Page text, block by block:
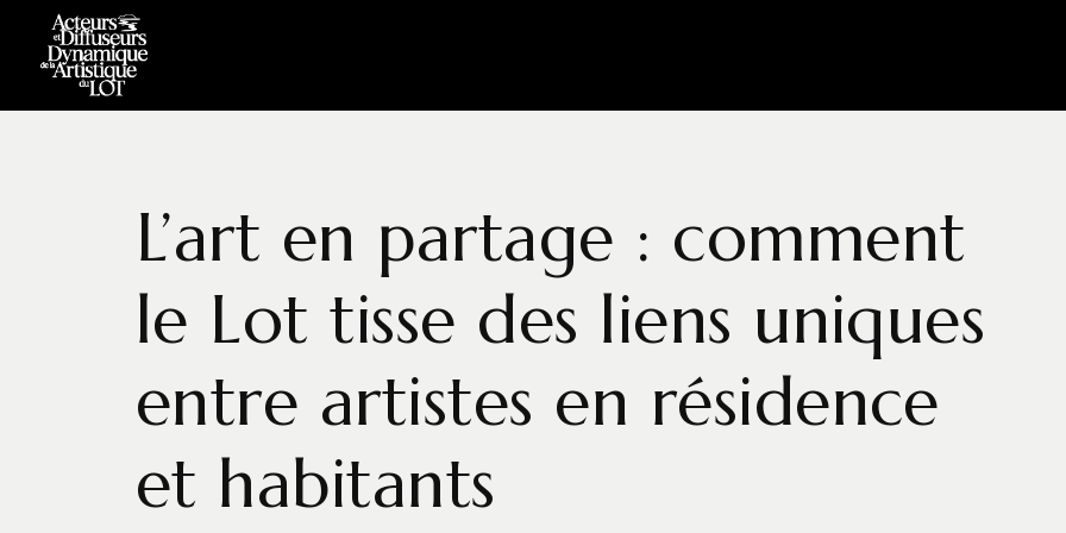
L’art en partage : comment
le Lot tisse des liens uniques
entre artistes en résidence
et habitants